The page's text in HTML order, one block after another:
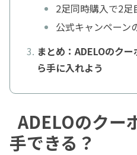
2足同時購入で2足
公式キャンペーン
まとめ：ADELOのク
ら手に入れよう
ADELOのクー
手できる？